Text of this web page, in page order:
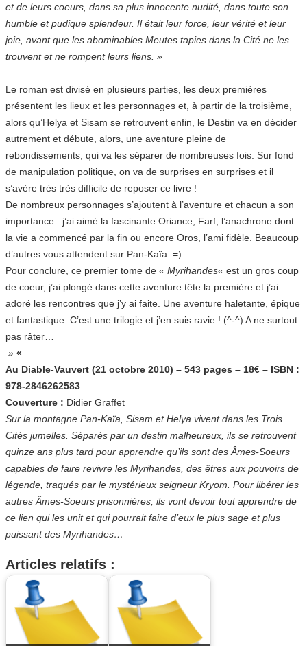
et de leurs coeurs, dans sa plus innocente nudité, dans toute son
humble et pudique splendeur. Il était leur force, leur vérité et leur
joie, avant que les abominables Meutes tapies dans la Cité ne les
trouvent et ne rompent leurs liens. »
Le roman est divisé en plusieurs parties, les deux premières
présentent les lieux et les personnages et, à partir de la troisième,
alors qu’Helya et Sisam se retrouvent enfin, le Destin va en décider
autrement et débute, alors, une aventure pleine de
rebondissements, qui va les séparer de nombreuses fois. Sur fond
de manipulation politique, on va de surprises en surprises et il
s’avère très très difficile de reposer ce livre !
De nombreux personnages s’ajoutent à l’aventure et chacun a son
importance : j’ai aimé la fascinante Oriance, Farf, l’anachrone dont
la vie a commencé par la fin ou encore Oros, l’ami fidèle. Beaucoup
d’autres vous attendent sur Pan-Kaïa. =)
Pour conclure, ce premier tome de « Myrihandes« est un gros coup
de coeur, j’ai plongé dans cette aventure tête la première et j’ai
adoré les rencontres que j’y ai faite. Une aventure haletante, épique
et fantastique. C’est une trilogie et j’en suis ravie ! (^-^) A ne surtout
pas râter…
» «
Au Diable-Vauvert (21 octobre 2010) – 543 pages – 18€ – ISBN :
978-2846262583
Couverture : Didier Graffet
Sur la montagne Pan-Kaïa, Sisam et Helya vivent dans les Trois
Cités jumelles. Séparés par un destin malheureux, ils se retrouvent
quinze ans plus tard pour apprendre qu’ils sont des Âmes-Soeurs
capables de faire revivre les Myrihandes, des êtres aux pouvoirs de
légende, traqués par le mystérieux seigneur Kryom. Pour libérer les
autres Âmes-Soeurs prisonnières, ils vont devoir tout apprendre de
ce lien qui les unit et qui pourrait faire d’eux le plus sage et plus
puissant des Myrihandes…
Articles relatifs :